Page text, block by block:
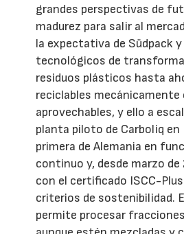
grandes perspectivas de
madurez para salir al
la expectativa de Südpack
tecnológicos de
residuos plásticos hasta
reciclables mecánicamente
aprovechables, y ello a
planta piloto de Carboliq en
primera de Alemania en
continuo y, desde marzo
con el certificado ISCC-
criterios de sostenibilidad.
permite procesar